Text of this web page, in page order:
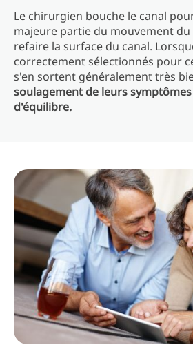
Le chirurgien bouche le canal
majeure partie du mouvement
refaire la surface du canal.
correctement sélectionnés pour
s'en sortent généralement très
soulagement de leurs
d'équilibre.